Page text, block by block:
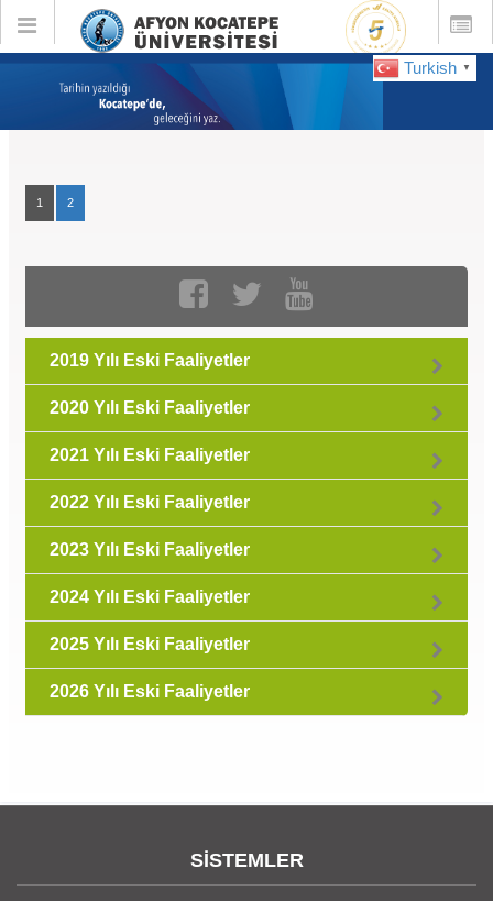
Toggle
global
Toggle
Turkish ▼
Eski Faaliyetler :Ocak 2023
1 2
2019 Yılı Eski Faaliyetler
2020 Yılı Eski Faaliyetler
2021 Yılı Eski Faaliyetler
2022 Yılı Eski Faaliyetler
2023 Yılı Eski Faaliyetler
2024 Yılı Eski Faaliyetler
2025 Yılı Eski Faaliyetler
2026 Yılı Eski Faaliyetler
SİSTEMLER